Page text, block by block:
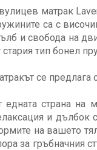
матрак
са с
и свобода на
стария тип бонел
се
едната страна на
и дълбок
на вашето
за гръбначния